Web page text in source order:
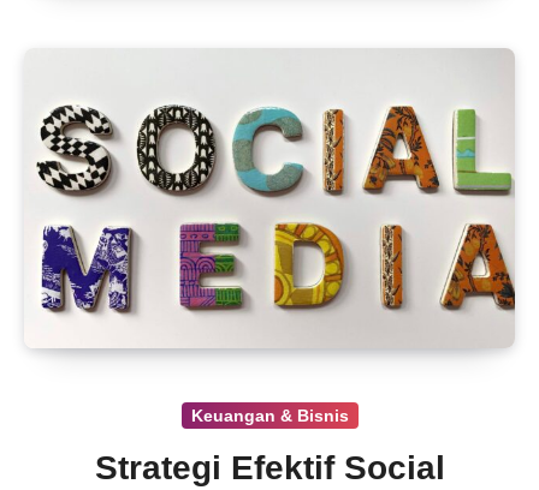
Keuangan & Bisnis
Strategi Efektif Social